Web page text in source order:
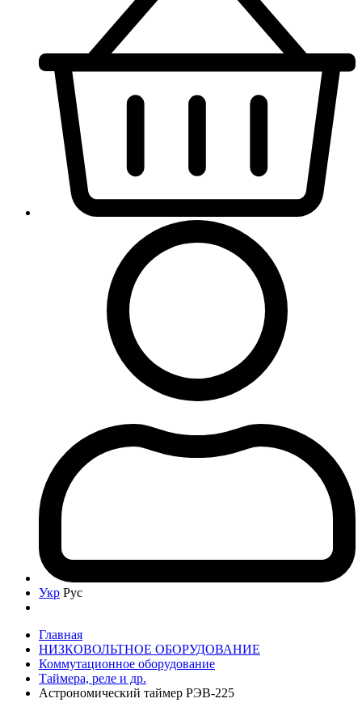
Укр Рус
Главная
НИЗКОВОЛЬТНОЕ ОБОРУДОВАНИЕ
Коммутационное оборудование
Таймера, реле и др.
Астрономический таймер РЭВ-225